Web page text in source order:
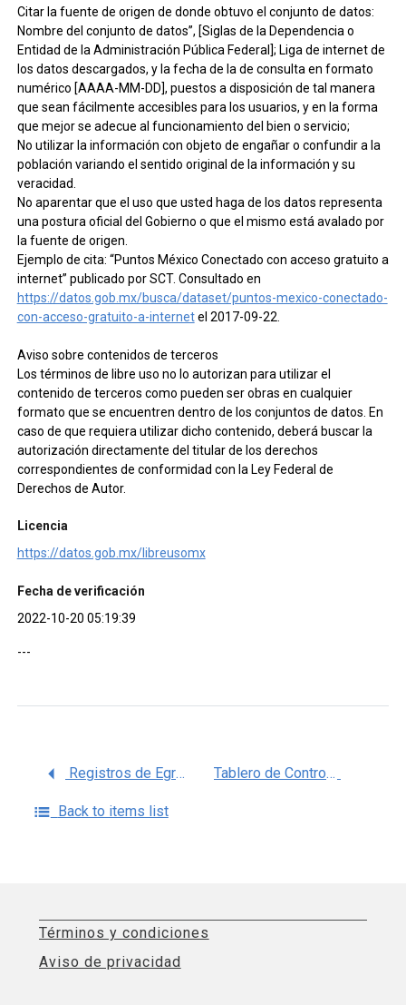
Citar la fuente de origen de donde obtuvo el conjunto de datos:
Nombre del conjunto de datos”, [Siglas de la Dependencia o
Entidad de la Administración Pública Federal]; Liga de internet de
los datos descargados, y la fecha de la de consulta en formato
numérico [AAAA-MM-DD], puestos a disposición de tal manera
que sean fácilmente accesibles para los usuarios, y en la forma
que mejor se adecue al funcionamiento del bien o servicio;
No utilizar la información con objeto de engañar o confundir a la
población variando el sentido original de la información y su
veracidad.
No aparentar que el uso que usted haga de los datos representa
una postura oficial del Gobierno o que el mismo está avalado por
la fuente de origen.
Ejemplo de cita: “Puntos México Conectado con acceso gratuito a
internet” publicado por SCT. Consultado en
https://datos.gob.mx/busca/dataset/puntos-mexico-conectado-
con-acceso-gratuito-a-internetel 2017-09-22.
Aviso sobre contenidos de terceros
Los términos de libre uso no lo autorizan para utilizar el
contenido de terceros como pueden ser obras en cualquier
formato que se encuentren dentro de los conjuntos de datos. En
caso de que requiera utilizar dicho contenido, deberá buscar la
autorización directamente del titular de los derechos
correspondientes de conformidad con la Ley Federal de
Derechos de Autor.
Licencia
https://datos.gob.mx/libreusomx
Fecha de verificación
2022-10-20 05:19:39
---
Registros de Egresos Hospitalarios Sectorial 2020 Tablero de Control de Abasto de Insumos para la Salud ISSSTE, Reporte de Abasto por Unidad Médica en Material de Curación Fecha de Corte: 27 – 09 – 2021
Back to items list
Términos y condiciones
Aviso de privacidad